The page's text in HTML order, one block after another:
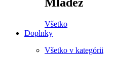
Mládež
Všetko
Doplnky
Všetko v kategórii